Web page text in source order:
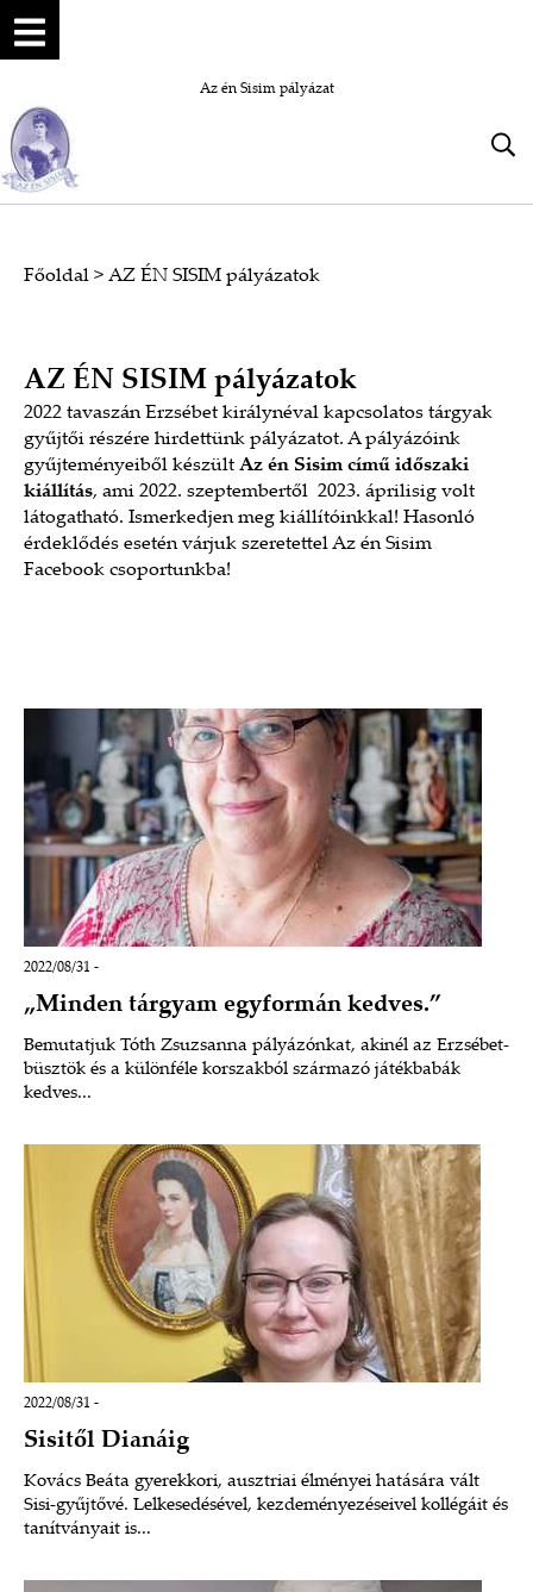
Az én Sisim pályázat
Főoldal > AZ ÉN SISIM pályázatok
AZ ÉN SISIM pályázatok
2022 tavaszán Erzsébet királynéval kapcsolatos tárgyak
gyűjtői részére hirdettünk pályázatot. A pályázóink
gyűjteményeiből készült Az én Sisim című időszaki
kiállítás, ami 2022. szeptembertől 2023. áprilisig volt
látogatható. Ismerkedjen meg kiállítóinkkal! Hasonló
érdeklődés esetén várjuk szeretettel Az én Sisim
Facebook csoportunkba!
2022/08/31 -
„Minden tárgyam egyformán kedves.”
Bemutatjuk Tóth Zsuzsanna pályázónkat, akinél az Erzsébet-
büsztök és a különféle korszakból származó játékbabák
kedves...
2022/08/31 -
Sisitől Dianáig
Kovács Beáta gyerekkori, ausztriai élményei hatására vált
Sisi-gyűjtővé. Lelkesedésével, kezdeményezéseivel kollégáit és
tanítványait is...